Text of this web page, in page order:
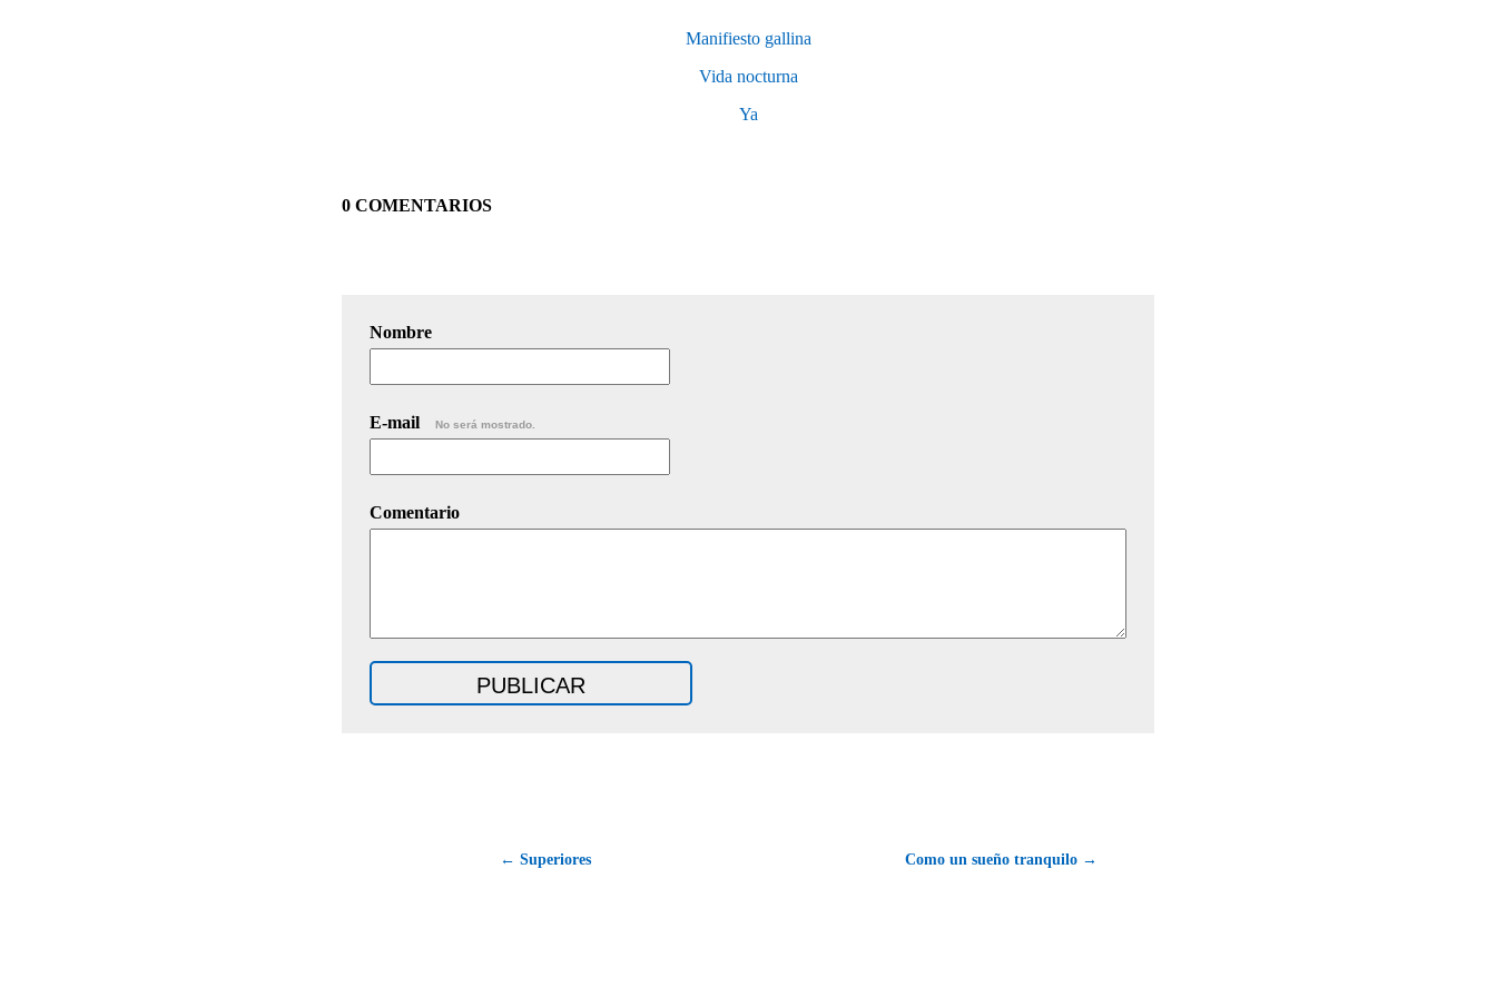
Manifiesto gallina
Vida nocturna
Ya
0 COMENTARIOS
Nombre
E-mail No será mostrado.
Comentario
← Superiores Como un sueño tranquilo →